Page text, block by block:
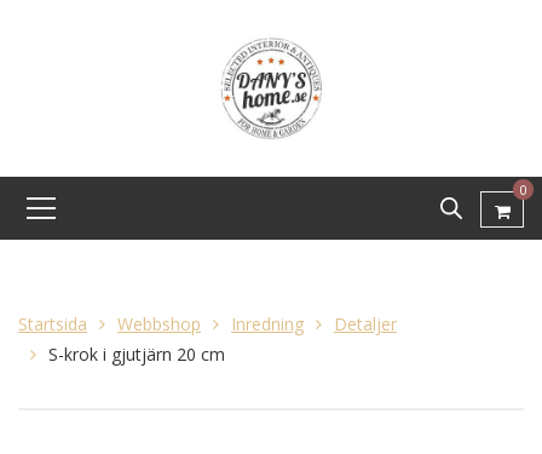
0
Startsida Webbshop Inredning
Detaljer
S-krok i gjutjärn 20 cm